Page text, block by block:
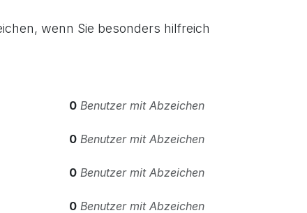
wenn Sie besonders hilfreich
0 Benutzer mit Abzeichen
0 Benutzer mit Abzeichen
0 Benutzer mit Abzeichen
0 Benutzer mit Abzeichen